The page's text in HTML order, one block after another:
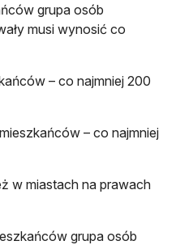
grupa osób
musi wynosić co
– co najmniej 200
– co najmniej
w miastach na prawach
grupa osób